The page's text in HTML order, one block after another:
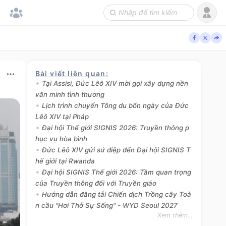
Bài viết liên quan :
Tại Assisi, Đức Lêô XIV mời gọi xây dựng nền
văn minh tình thương
Lịch trình chuyến Tông du bốn ngày của Đức
Lêô XIV tại Pháp
Đại hội Thế giới SIGNIS 2026: Truyền thông p
hục vụ hòa bình
Đức Lêô XIV gửi sứ điệp đến Đại hội SIGNIS T
hế giới tại Rwanda
Đại hội SIGNIS Thế giới 2026: Tầm quan trọng
của Truyền thông đối với Truyền giáo
Hướng dẫn đăng tải Chiến dịch Trồng cây Toà
n cầu "Hơi Thở Sự Sống" - WYD Seoul 2027
Xem thêm...